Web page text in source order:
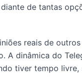
de tantas
reais de
A dinâmica do
tiver tempo